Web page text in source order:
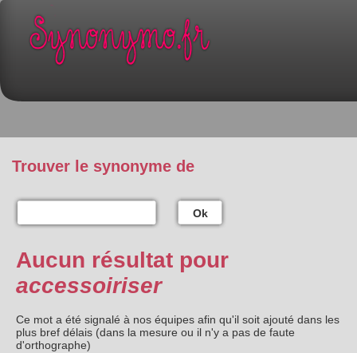
Trouver le synonyme de
Ok
Aucun résultat pour
accessoiriser
Ce mot a été signalé à nos équipes afin qu'il soit ajouté dans les
plus bref délais (dans la mesure ou il n'y a pas de faute
d'orthographe)